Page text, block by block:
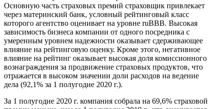
Основную часть страховых премий страховщик привлекает
через материнский банк, условный рейтинговый класс
которого агентство оценивает на уровне ruBBB. Высокая
зависимость бизнеса компании от одного посредника с
умеренным уровнем надежности оказывает сдерживающее
влияние на рейтинговую оценку. Кроме этого, негативное
влияние на рейтинг оказывает высокая доля комиссионного
вознаграждения за продвижение страховых продуктов, что
отражается в высоком значении доли расходов на ведение
дела (92,1% за 1 полугодие 2020 г.).
За 1 полугодие 2020 г. компания собрала на 69,6% страховой